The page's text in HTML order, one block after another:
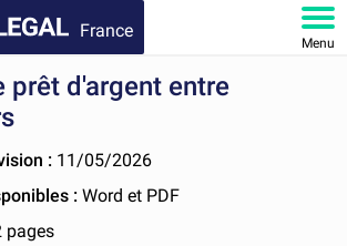
France
Menu
prêt d'argent entre
: 11/05/2026
:Word et PDF
pages